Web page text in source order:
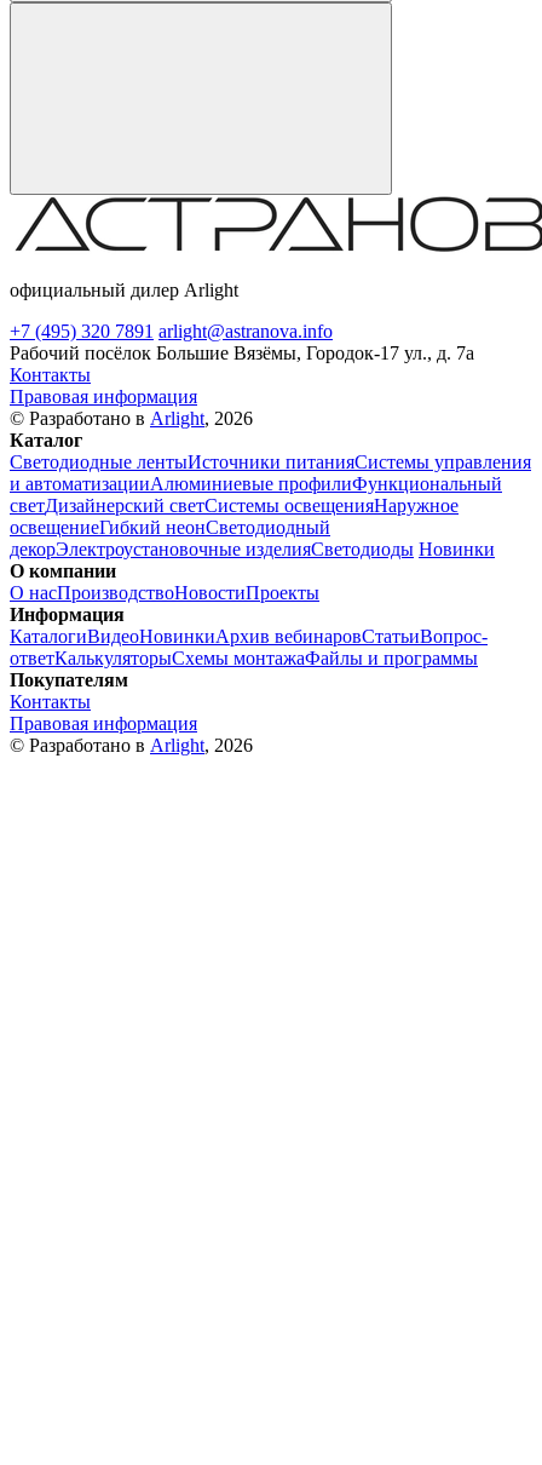
официальный дилер Arlight
+7 (495) 320 7891 arlight@astranova.info
Рабочий посёлок Большие Вязёмы, Городок-17 ул., д. 7а
Контакты
Правовая информация
© Разработано в Arlight, 2026
Каталог
Светодиодные лентыИсточники питанияСистемы управления
и автоматизацииАлюминиевые профилиФункциональный
светДизайнерский светСистемы освещенияНаружное
освещениеГибкий неонСветодиодный
декорЭлектроустановочные изделияСветодиоды Новинки
О компании
О насПроизводствоНовостиПроекты
Информация
КаталогиВидеоНовинкиАрхив вебинаровСтатьиВопрос-
ответКалькуляторыСхемы монтажаФайлы и программы
Покупателям
Контакты
Правовая информация
© Разработано в Arlight, 2026